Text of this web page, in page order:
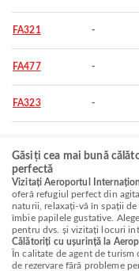
FA321 -
FA477 -
FA323 -
Găsiți cea mai bună
perfectă
Vizitați Aeroportul
oferă refugiul perfect din
naturii, relaxați-vă în spații de
îmbie papilele gustative.
pentru dvs. și vizitați locuri
Călătoriți cu ușurință la
În calitate de agent de turism
de rezervare fără probleme